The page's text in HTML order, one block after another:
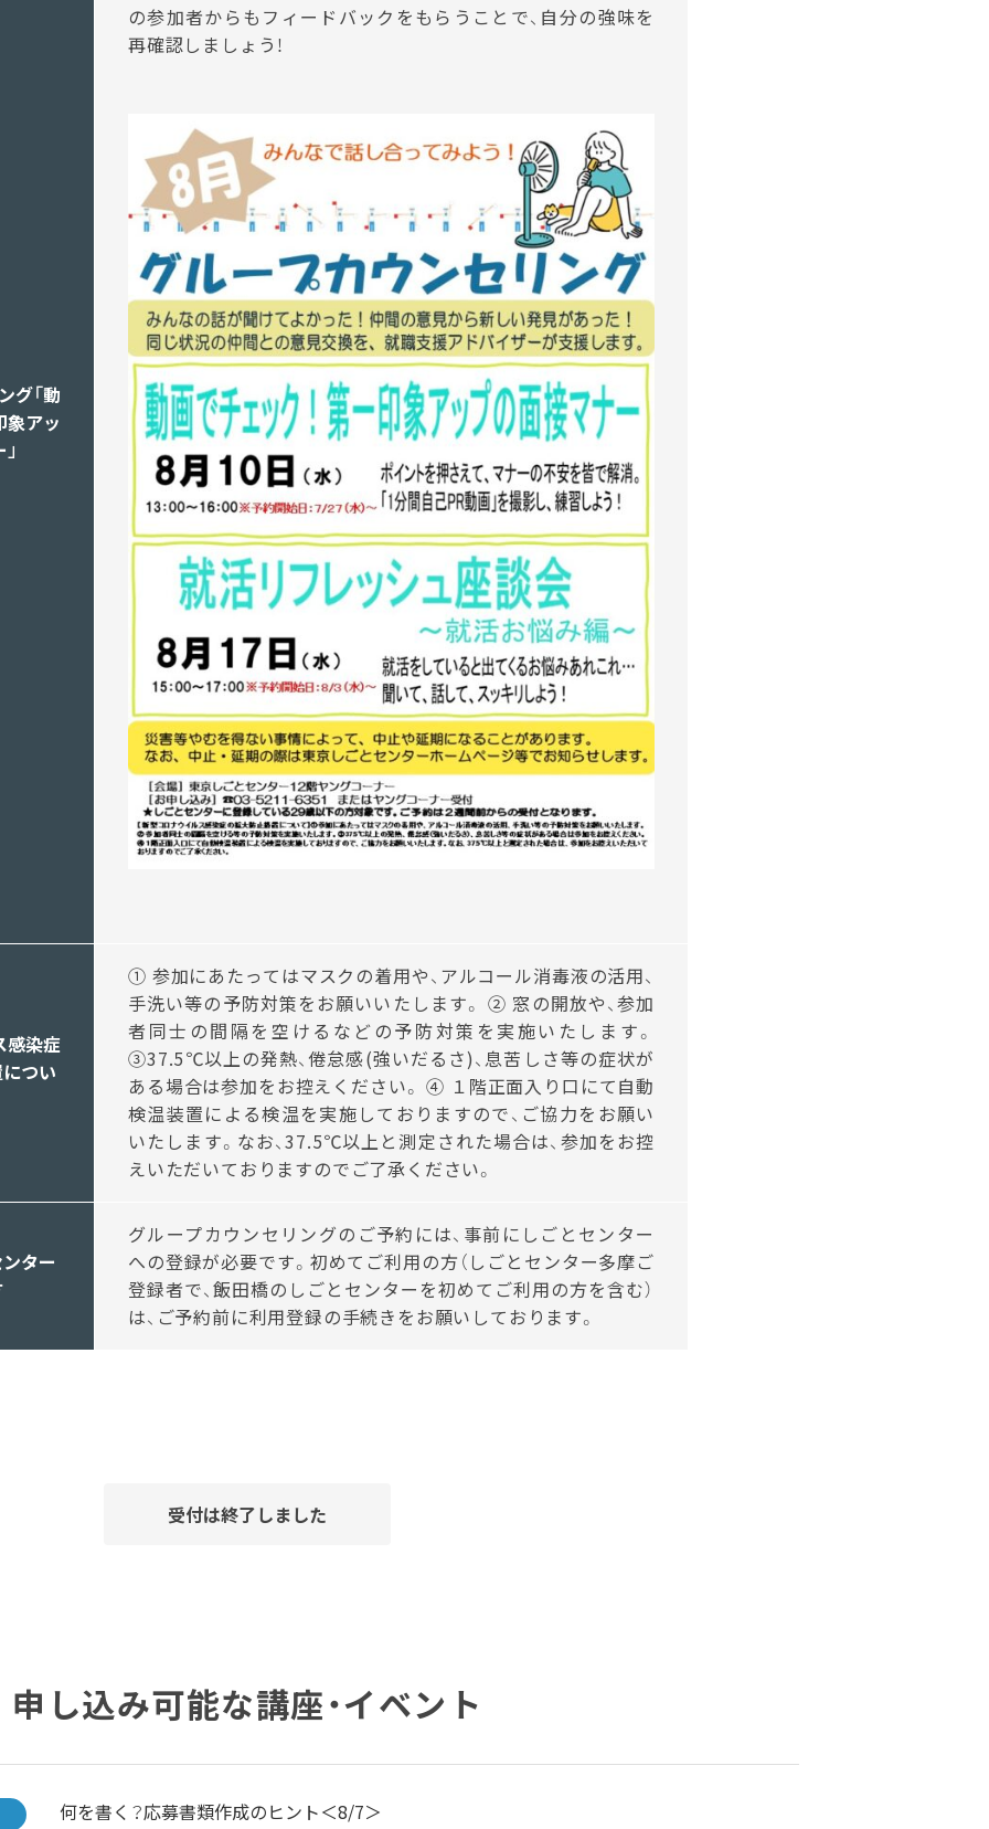
グ「動
象アッ
の参加者からもフィードバックをもらうことで、自分の強味を
再確認しましょう！
感染症
つい
① 参加にあたってはマスクの着用や、アルコール消毒液の活用、
手洗い等の予防対策をお願いいたします。 ② 窓の開放や、参加
者同士の間隔を空けるなどの予防対策を実施いたします。
③37.5℃以上の発熱、倦怠感(強いだるさ)、息苦しさ等の症状が
ある場合は参加をお控えください。 ④ １階正面入り口にて自動
検温装置による検温を実施しておりますので、ご協力をお願い
いたします。なお、37.5℃以上と測定された場合は、参加をお控
えいただいておりますのでご了承ください。
ター
グループカウンセリングのご予約には、事前にしごとセンター
への登録が必要です。初めてご利用の方（しごとセンター多摩ご
登録者で、飯田橋のしごとセンターを初めてご利用の方を含む）
は、ご予約前に利用登録の手続きをお願いしております。
受付は終了しました
申し込み可能な講座・イベント
何を書く？応募書類作成のヒント＜8/7＞